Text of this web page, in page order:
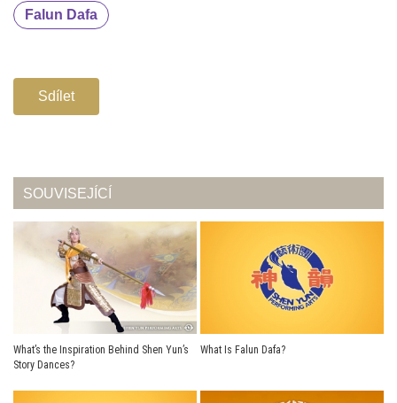
Falun Dafa
Sdílet
SOUVISEJÍCÍ
What’s the Inspiration Behind Shen Yun’s
Story Dances?
What Is Falun Dafa?